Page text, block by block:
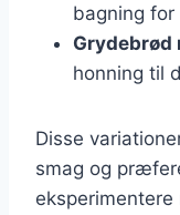
bagning for
Grydebrød
honning til
Disse
smag og